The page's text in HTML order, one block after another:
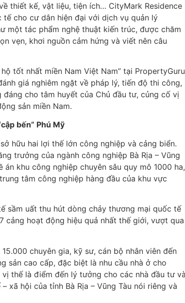
thiết kế, vật liệu, tiện ích… CityMark Residence
cho cư dân hiện đại với dịch vụ quản lý
một tác phẩm nghệ thuật kiến trúc, được chăm
vẹn, khơi nguồn cảm hứng và viết nên câu
tốt nhất miền Nam Việt Nam” tại PropertyGuru
giá nghiêm ngặt về pháp lý, tiến độ thi công,
cho tâm huyết của Chủ đầu tư, củng cố vị
sản miền Nam.
bến” Phú Mỹ
hữu hai lợi thế lớn công nghiệp và cảng biển.
trưởng của ngành công nghiệp Bà Rịa – Vũng
khu công nghiệp chuyên sâu quy mô 1000 ha,
tâm công nghiệp hàng đầu của khu vực
sầm uất thu hút dòng chảy thương mại quốc tế
cảng hoạt động hiệu quả nhất thế giới, vượt qua
chuyên gia, kỹ sư, cán bộ nhân viên đến
sản cao cấp, đặc biệt là nhu cầu nhà ở cho
thế là điểm đến lý tưởng cho các nhà đầu tư và
xã hội của tỉnh Bà Rịa – Vũng Tàu nói riêng và